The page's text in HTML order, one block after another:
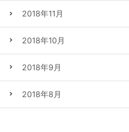
2018年11月
2018年10月
2018年9月
2018年8月